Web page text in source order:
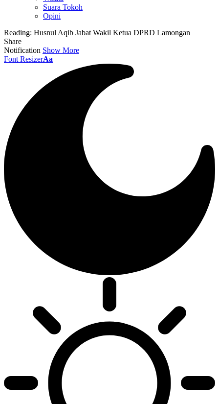
Suara Tokoh
Opini
Reading: Husnul Aqib Jabat Wakil Ketua DPRD Lamongan
Share
Notification Show More
Font ResizerAa